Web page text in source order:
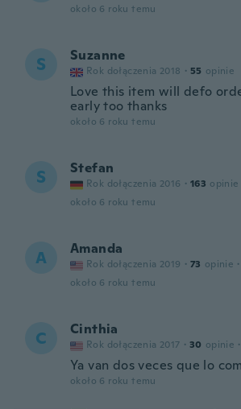
około 6 roku temu
S Suzanne
Rok dołączenia 2018 · 55 opinie
Love this item will defo
early too thanks
około 6 roku temu
S Stefan
Rok dołączenia 2016 · 163 opinie
około 6 roku temu
A Amanda
Rok dołączenia 2019 · 73 opinie ·
około 6 roku temu
C Cinthia
Rok dołączenia 2017 · 30 opinie ·
Ya van dos veces que lo
około 6 roku temu